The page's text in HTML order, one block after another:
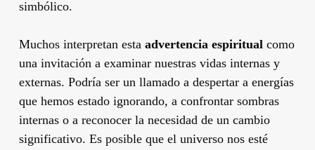
simbólico.
Muchos interpretan esta advertencia espiritualcomo
una invitación a examinar nuestras vidas internas y
externas. Podría ser un llamado a despertar a energías
que hemos estado ignorando, a confrontar sombras
internas o a reconocer la necesidad de un cambio
significativo. Es posible que el universo nos esté